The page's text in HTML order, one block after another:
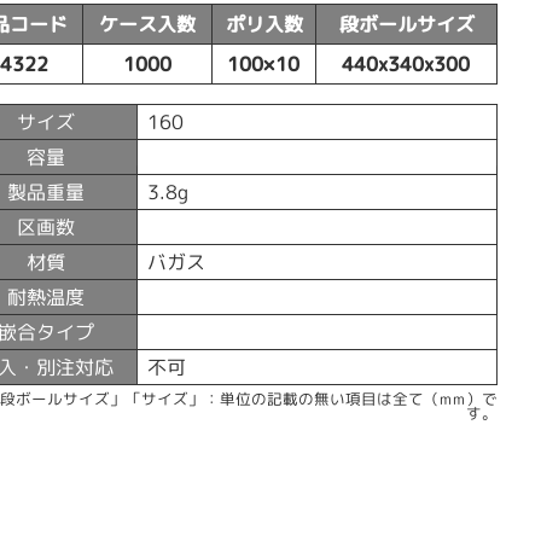
コード ケース入数 ポリ入数 段ボールサイズ
1000 100×10 440x340x300
サイズ 160
容量
製品重量 3.8g
区画数
材質 バガス
耐熱温度
合タイプ
・別注対応 不可
ボールサイズ」「サイズ」：単位の記載の無い項目は全て（mm）で
す。